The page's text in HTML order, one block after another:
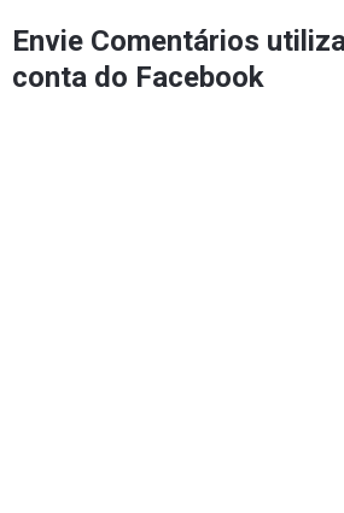
Envie Comentários
conta do Facebook